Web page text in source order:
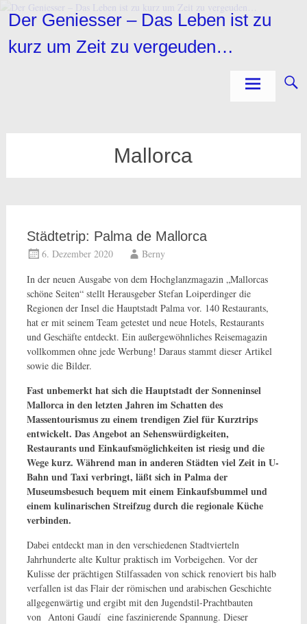
Zum
InhaltDer Geniesser – Das Leben ist zu
kurz um Zeit zu vergeuden…
Mallorca
Städtetrip: Palma de Mallorca
6. Dezember 2020
Berny
In der neuen Ausgabe von dem Hochglanzmagazin „Mallorcas
schöne Seiten“ stellt Herausgeber Stefan Loiperdinger die
Regionen der Insel die Hauptstadt Palma vor. 140 Restaurants,
hat er mit seinem Team getestet und neue Hotels, Restaurants
und Geschäfte entdeckt. Ein außergewöhnliches Reisemagazin
vollkommen ohne jede Werbung! Daraus stammt dieser Artikel
sowie die Bilder.
Fast unbemerkt hat sich die Hauptstadt der Sonneninsel
Mallorca in den letzten Jahren im Schatten des
Massentourismus zu einem trendigen Ziel für Kurztrips
entwickelt. Das Angebot an Sehenswürdigkeiten,
Restaurants und Einkaufsmöglichkeiten ist riesig und die
Wege kurz. Während man in anderen Städten viel Zeitin U-
Bahn und Taxi verbringt, läßt sich in Palma der
Museumsbesuch bequem mit einem Einkaufsbummel und
einem kulinarischen Streifzug durch die regionale Küche
verbinden.
Dabei entdeckt man in den verschiedenen Stadtvierteln
Jahrhunderte alte Kultur praktisch im Vorbeigehen. Vor der
Kulisse der prächtigen Stilfassaden von schick renoviert bis halb
verfallen ist das Flair der römischen und arabischen Geschichte
allgegenwärtig und ergibt mit den Jugendstil-Prachtbauten
von Antoni Gaudí eine faszinierende Spannung. Dieser